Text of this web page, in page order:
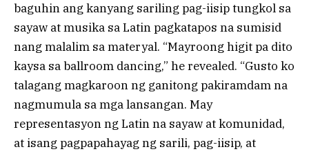
baguhin ang kanyang sariling pag-iisip tungkol sa
sayaw at musika sa Latin pagkatapos na sumisid
nang malalim sa materyal. “Mayroong higit pa dito
kaysa sa ballroom dancing,” he revealed. “Gusto ko
talagang magkaroon ng ganitong pakiramdam na
nagmumula sa mga lansangan. May
representasyon ng Latin na sayaw at komunidad,
at isang pagpapahayag ng sarili, pag-iisip, at